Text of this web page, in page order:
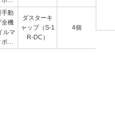
動シ
全機
以
シ
用
手動
全機
ルマ
ン
動シ
ダスターキ
ャップ（S-1
R-DC）
4個